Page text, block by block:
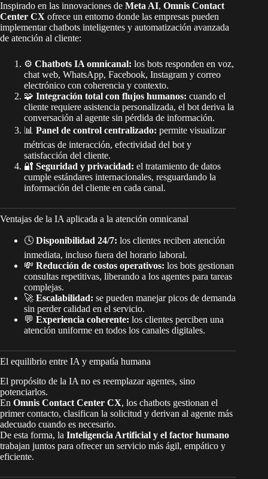
Inspirado en las innovaciones de Meta AI, Omnis Contact
Center CX ofrece un entorno donde las empresas pueden
implementar chatbots inteligentes y automatización avanzada
de atención al cliente:
⚙️ Chatbots IA omnicanal: los bots responden en voz,
chat web, WhatsApp, Facebook, Instagram y correo
electrónico con coherencia y contexto.
🧩 Integración total con flujos humanos: cuando el
cliente requiere asistencia personalizada, el bot deriva la
conversación al agente sin pérdida de información.
📊 Panel de control centralizado: permite visualizar
métricas de interacción, efectividad del bot y
satisfacción del cliente.
🔐 Seguridad y privacidad: el tratamiento de datos
cumple estándares internacionales, resguardando la
información del cliente en cada canal.
Ventajas de la IA aplicada a la atención omnicanal
🕓 Disponibilidad 24/7: los clientes reciben atención
inmediata, incluso fuera del horario laboral.
💸 Reducción de costos operativos: los bots gestionan
consultas repetitivas, liberando a los agentes para tareas
complejas.
🚀 Escalabilidad: se pueden manejar picos de demanda
sin perder calidad en el servicio.
💬 Experiencia coherente: los clientes perciben una
atención uniforme en todos los canales digitales.
El equilibrio entre IA y empatía humana
El propósito de la IA no es reemplazar agentes, sino
potenciarlos.
En Omnis Contact Center CX, los chatbots gestionan el
primer contacto, clasifican la solicitud y derivan al agente más
adecuado cuando es necesario.
De esta forma, la Inteligencia Artificial y el factor humano
trabajan juntos para ofrecer un servicio más ágil, empático y
eficiente.